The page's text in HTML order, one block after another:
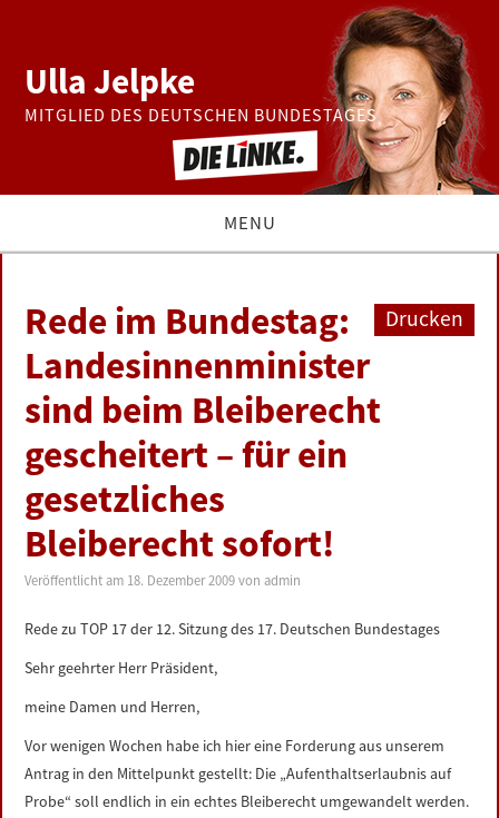
Ulla Jelpke
MITGLIED DES DEUTSCHEN BUNDESTAGES
MENU
BUNDESTAG
PRESSE
ZUR PERSON
LINKS
DATENSCHUTZERKLÄRUNG
IMPRESSUM
Drucken
Rede im Bundestag:
Landesinnenminister
sind beim Bleiberecht
gescheitert – für ein
gesetzliches
Bleiberecht sofort!
Veröffentlicht am 18. Dezember 2009 vonadmin
Rede zu TOP 17 der 12. Sitzung des 17. Deutschen Bundestages
Sehr geehrter Herr Präsident,
meine Damen und Herren,
Vor wenigen Wochen habe ich hier eine Forderung aus unserem
Antrag in den Mittelpunkt gestellt: Die „Aufenthaltserlaubnis auf
Probe“ soll endlich in ein echtes Bleiberecht umgewandelt werden.